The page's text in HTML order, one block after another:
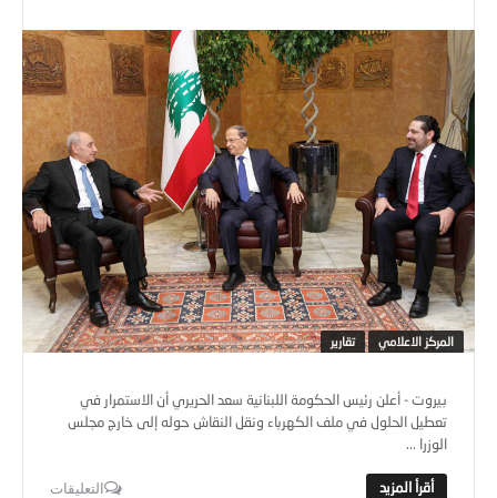
المركز الاعلامي تقارير
بيروت - أعلن رئيس الحكومة اللبنانية سعد الحريري أن الاستمرار في
تعطيل الحلول في ملف الكهرباء ونقل النقاش حوله إلى خارج مجلس
الوزرا ...
التعليقات